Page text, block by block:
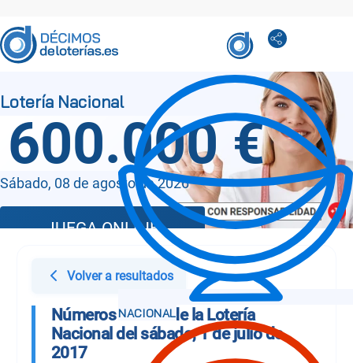
Volver a resultados
Números Sorteo de la Lotería
Nacional del sábado, 1 de julio de
2017
600.000 €
Sábado, 08 de agosto de 2026
JUEGA ONLINE